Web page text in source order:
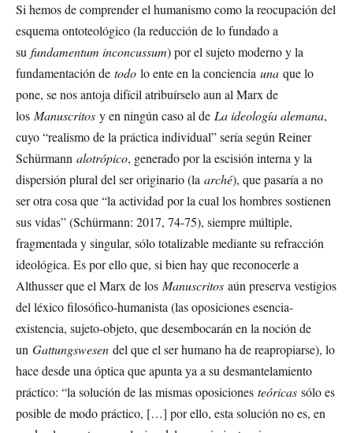
Si hemos de comprender el humanismo como la reocupación del
esquema ontoteológico (la reducción de lo fundado a
su fundamentum inconcussum) por el sujeto moderno y la
fundamentación de todo lo ente en la conciencia una que lo
pone, se nos antoja difícil atribuírselo aun al Marx de
los Manuscritos y en ningún caso al de La ideología alemana,
cuyo “realismo de la práctica individual” sería según Reiner
Schürmann alotrópico, generado por la escisión interna y la
dispersión plural del ser originario (la arché), que pasaría a no
ser otra cosa que “la actividad por la cual los hombres sostienen
sus vidas” (Schürmann: 2017, 74-75), siempre múltiple,
fragmentada y singular, sólo totalizable mediante su refracción
ideológica. Es por ello que, si bien hay que reconocerle a
Althusser que el Marx de los Manuscritos aún preserva vestigios
del léxico filosófico-humanista (las oposiciones esencia-
existencia, sujeto-objeto, que desembocarán en la noción de
un Gattungswesen del que el ser humano ha de reapropiarse), lo
hace desde una óptica que apunta ya a su desmantelamiento
práctico: “la solución de las mismas oposiciones teóricas sólo es
posible de modo práctico, […] por ello, esta solución no es, en